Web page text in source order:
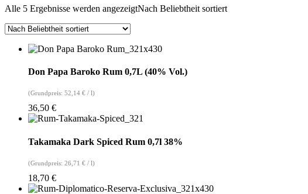
Alle 5 Ergebnisse werden angezeigtNach Beliebtheit sortiert
Don Papa Baroko Rum 0,7L (40% Vol.)
(Grundpreis: 52,14 € / l)
36,50 €
Takamaka Dark Spiced Rum 0,7l 38%
(Grundpreis: 26,71 € / l)
18,70 €